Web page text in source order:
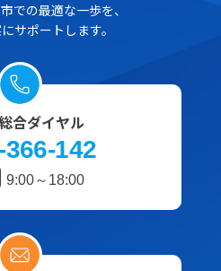
での最適な一歩を、
サポートします。
合ダイヤル
142
9:00～18:00